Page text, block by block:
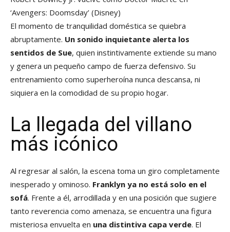
‘Avengers: Doomsday’ (Disney)
El momento de tranquilidad doméstica se quiebra
abruptamente. Un sonido inquietante alerta los
sentidos de Sue, quien instintivamente extiende su mano
y genera un pequeño campo de fuerza defensivo. Su
entrenamiento como superheroína nunca descansa, ni
siquiera en la comodidad de su propio hogar.
La llegada del villano
más icónico
Al regresar al salón, la escena toma un giro completamente
inesperado y ominoso. Franklyn ya no está solo en el
sofá. Frente a él, arrodillada y en una posición que sugiere
tanto reverencia como amenaza, se encuentra una figura
misteriosa envuelta en una distintiva capa verde. El